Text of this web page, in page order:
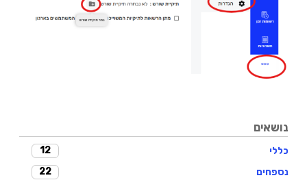
נושאים
כללי
12
נספחים
22